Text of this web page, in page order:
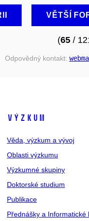
VĚTŠÍ
(65/
Odpovědný kontakt:
VÝZKUM
Věda, výzkum a vývoj
Oblasti výzkumu
Výzkumné skupiny
Doktorské studium
Publikace
Přednášky a Informatické